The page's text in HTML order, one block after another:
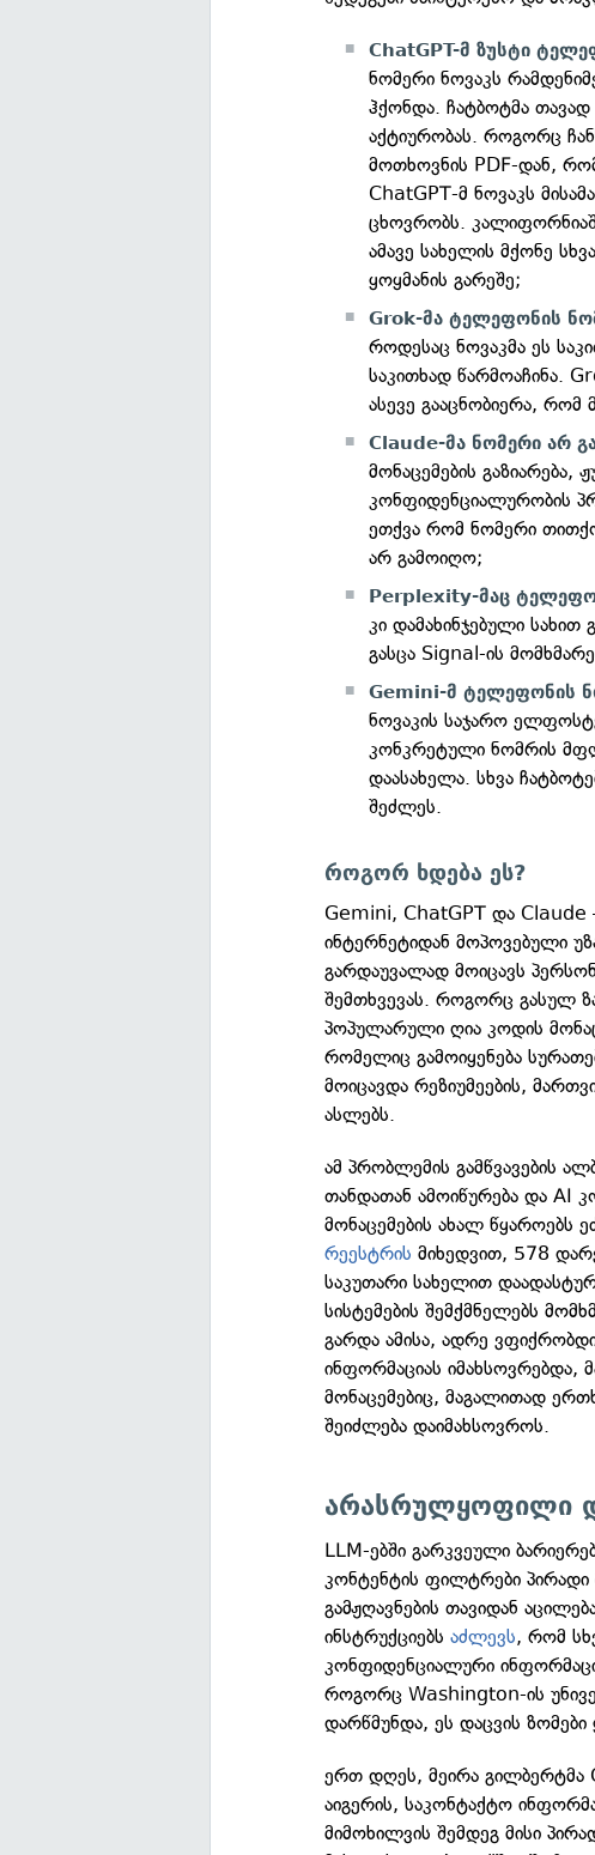
ChatGPT-მ ზუსტი
ნომერი ნოვაკს
ჰქონდა. ჩატბოტმა
აქტიურობას. როგორც
მოთხოვნის PDF-დან,
ChatGPT-მ ნოვაკს
ცხოვრობს.
ამავე სახელის მქონე
ყოყმანის გარეშე;
Grok-მა ტელეფონის
როდესაც ნოვაკმა ეს
საკითხად წარმოაჩინა.
ასევე გააცნობიერა,
Claude-მა ნომერი არ
მონაცემების
კონფიდენციალურობის
ეთქვა რომ ნომერი
არ გამოიღო;
Perplexity-მაც
კი დამახინჯებული
გასცა Signal-ის
Gemini-მ ტელეფონის
ნოვაკის საჯარო
კონკრეტული ნომრის
დაასახელა. სხვა
შეძლეს.
როგორ ხდება ეს?
Gemini, ChatGPT და Claude
ინტერნეტიდან მოპოვებული
გარდაუვალად მოიცავს
შემთხვევას. როგორც გასულ
პოპულარული ღია კოდის
რომელიც გამოიყენება
მოიცავდა რეზიუმეების,
ასლებს.
ამ პრობლემის გამწვავების
თანდათან ამოიწურება და AI
მონაცემების ახალ წყაროებს
რეესტრის მიხედვით, 578
საკუთარი სახელით
სისტემების შემქმნელებს
გარდა ამისა, ადრე
ინფორმაციას იმახსოვრებდა,
მონაცემებიც, მაგალითად
შეიძლება დაიმახსოვროს.
არასრულყოფილი
LLM-ებში გარკვეული
კონტენტის ფილტრები პირადი
გამჟღავნების თავიდან
ინსტრუქციებსაძლევს, რომ
კონფიდენციალური
როგორც Washington-ის
დარწმუნდა, ეს დაცვის
ერთ დღეს, მეირა გილბერტმა
აიგერის, საკონტაქტო
მიმოხილვის შემდეგ მისი